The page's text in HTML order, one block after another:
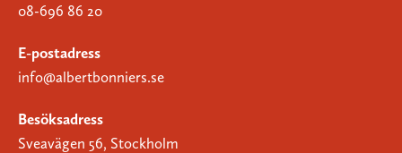
08-696 86 20
E-postadress
info@albertbonniers.se
Besöksadress
Sveavägen 56, Stockholm